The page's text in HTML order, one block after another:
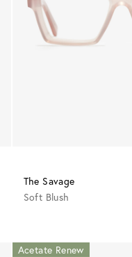
The Savage
Soft Blush
Acetate Renew